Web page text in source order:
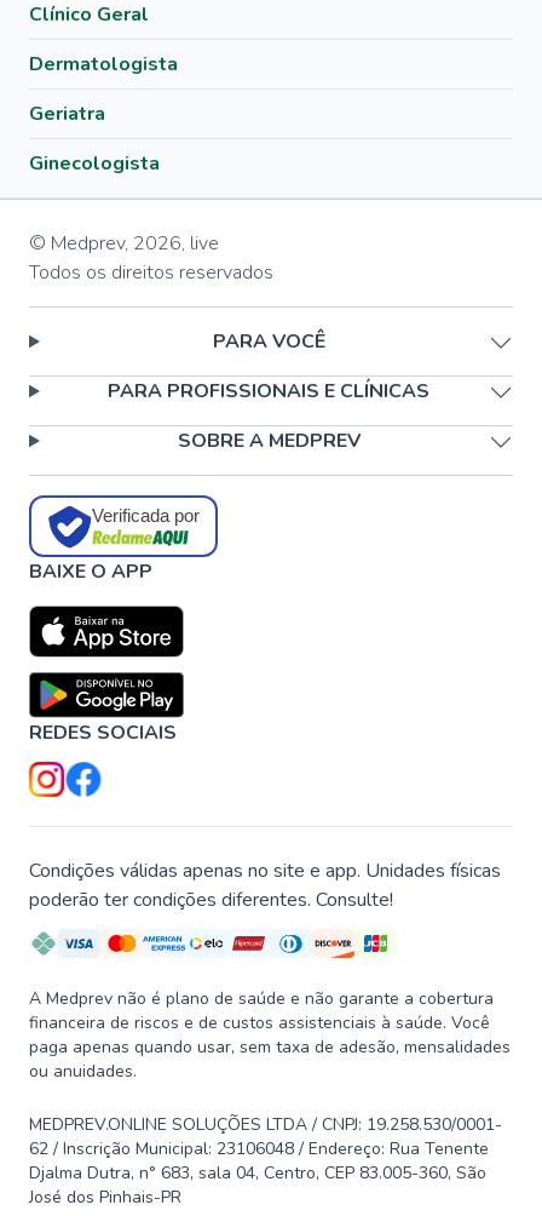
Clínico Geral
Dermatologista
Geriatra
Ginecologista
© Medprev, 2026, live
Todos os direitos reservados
PARA VOCÊ
PARA PROFISSIONAIS E CLÍNICAS
SOBRE A MEDPREV
Verificada por
BAIXE O APP
REDES SOCIAIS
Condições válidas apenas no site e app. Unidades físicas
poderão ter condições diferentes. Consulte!
A Medprev não é plano de saúde e não garante a cobertura
financeira de riscos e de custos assistenciais à saúde. Você
paga apenas quando usar, sem taxa de adesão, mensalidades
ou anuidades.
MEDPREV.ONLINE SOLUÇÕES LTDA / CNPJ: 19.258.530/0001-
62 / Inscrição Municipal: 23106048 / Endereço: Rua Tenente
Djalma Dutra, n° 683, sala 04, Centro, CEP 83.005-360, São
José dos Pinhais-PR